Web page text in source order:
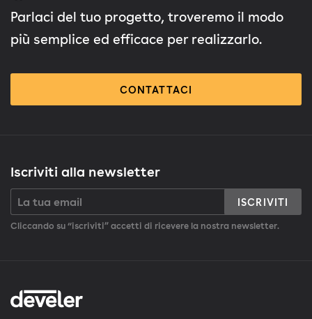
Parlaci del tuo progetto, troveremo il modo
più semplice ed efficace per realizzarlo.
CONTATTACI
Iscriviti alla newsletter
ISCRIVITI
Cliccando su “iscriviti” accetti di ricevere la nostra newsletter.